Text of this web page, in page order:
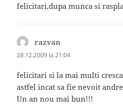
felicitari,dupa munca si
razvan
28.12.2009 la 21:04
felicitari si la mai multi
astfel incat sa fie nevoit
Un an nou mai bun!!!